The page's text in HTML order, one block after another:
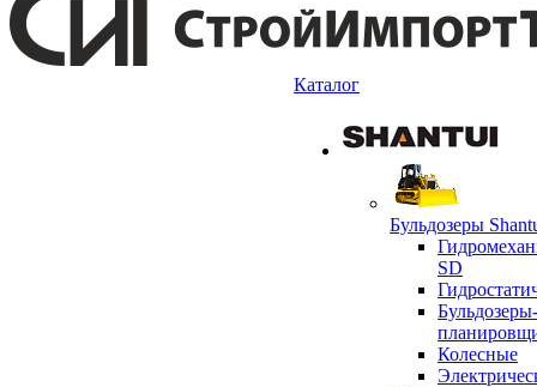
Каталог
Бульдозеры
SD
Бульдозеры-
Колесные